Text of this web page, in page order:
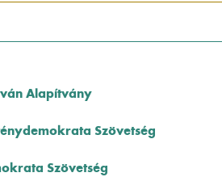
Alapítvány
Szövetség
Szövetség